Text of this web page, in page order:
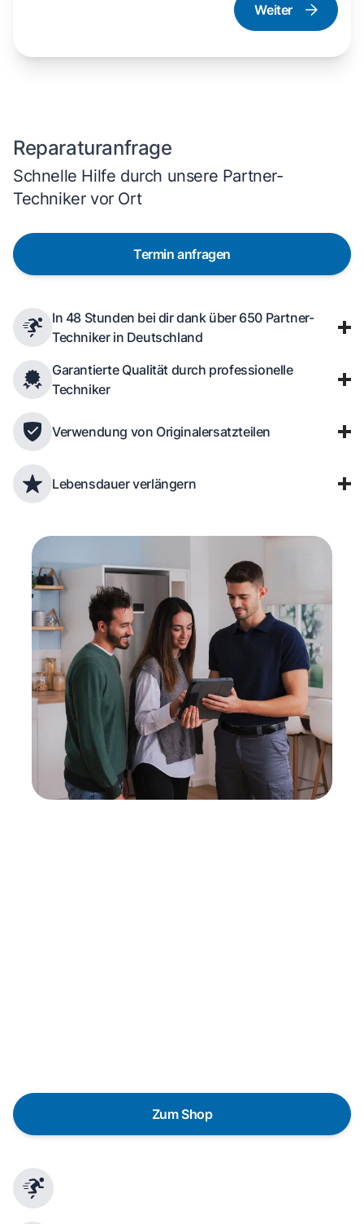
Herd und Backofen
Weiter
Reparaturanfrage
Schnelle Hilfe durch unsere Partner-
Techniker vor Ort
Termin anfragen
In 48 Stunden bei dir dank über 650 Partner-
Techniker in Deutschland
Garantierte Qualität durch professionelle
Techniker
Verwendung von Originalersatzteilen
Lebensdauer verlängern
Zum Shop